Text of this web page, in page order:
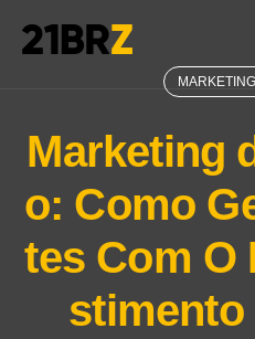
Marketing
o: Como
tes Com O
stimento